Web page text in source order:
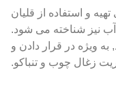
و استفاده از قلیان
آب نیز شناخته می شود.
ویژه در قرار دادن و
زغال چوب و تنباکو.